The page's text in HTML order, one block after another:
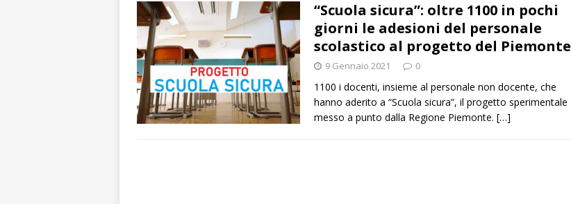
[ 7 Agosto 2026 ]
Siccità in Piemonte, parte la richiesta di calamità naturale
CRONACA
[ 7 Agosto 2026 ]
caldo è sempre presente
ALBA
[ 7 Agosto 2026 ]
A Belvedere Langhe la festa dell’Assunta darà spazio anche a
“Scuola sicura”: oltre 1100 in pochi
giorni le adesioni del personale
scolastico al progetto del Piemonte
9 Gennaio 2021 0
1100 i docenti, insieme al personale non docente, che
hanno aderito a “Scuola sicura”, il progetto sperimentale
messo a punto dalla Regione Piemonte. […]